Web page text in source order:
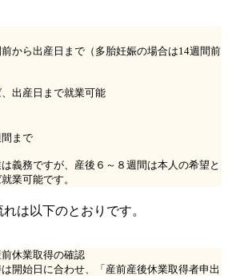
から出産日まで（多胎妊娠の場合は14週間前
出産日まで就業可能
まで
義務ですが、産後６～８週間は本人の希望と
業可能です。
は以下のとおりです。
休業取得の確認
開始日に合わせ、「産前産後休業取得者申出